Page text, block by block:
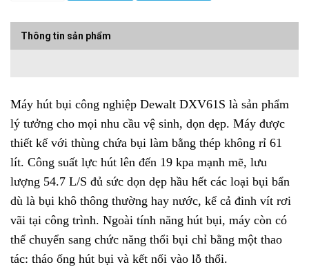
Thông tin sản phẩm
Máy hút bụi công nghiệp Dewalt DXV61S là sản phẩm
lý tưởng cho mọi nhu cầu vệ sinh, dọn dẹp. Máy được
thiết kế với thùng chứa bụi làm bằng thép không rỉ 61
lít. Công suất lực hút lên đến 19 kpa mạnh mẽ, lưu
lượng 54.7 L/S đủ sức dọn dẹp hầu hết các loại bụi bẩn
dù là bụi khô thông thường hay nước, kể cả đinh vít rơi
vãi tại công trình. Ngoài tính năng hút bụi, máy còn có
thể chuyển sang chức năng thổi bụi chỉ bằng một thao
tác: tháo ống hút bụi và kết nối vào lỗ thổi.